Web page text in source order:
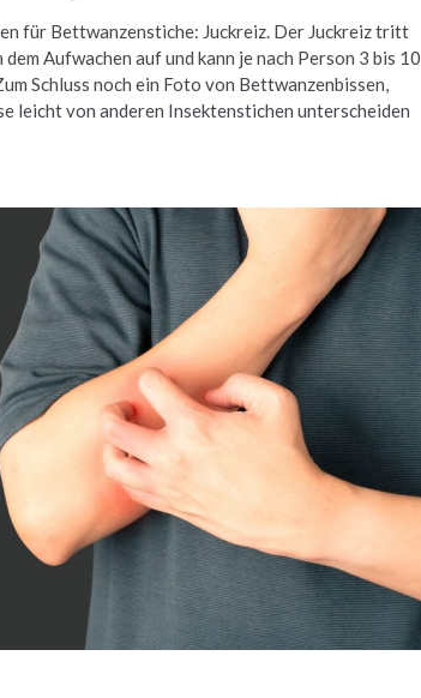
für Bettwanzenstiche: Juckreiz. Der Juckreiz tritt
Aufwachen auf und kann je nach Person 3 bis 10
Schluss noch ein Foto von Bettwanzenbissen,
leicht von anderen Insektenstichen unterscheiden